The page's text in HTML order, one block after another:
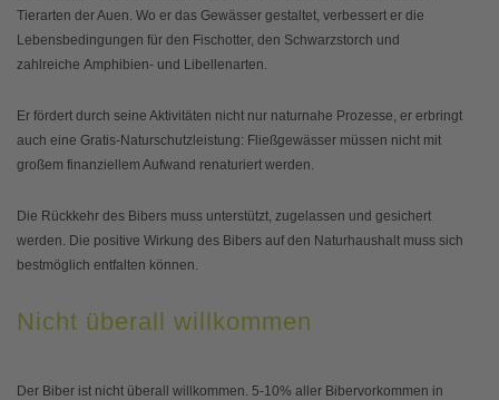
Tierarten der Auen. Wo er das Gewässer gestaltet, verbessert er die
Lebensbedingungen für den Fischotter, den Schwarzstorch und
zahlreiche Amphibien- und Libellenarten.
Er fördert durch seine Aktivitäten nicht nur naturnahe Prozesse, er erbringt
auch eine Gratis-Naturschutzleistung: Fließgewässer müssen nicht mit
großem finanziellem Aufwand renaturiert werden.
Die Rückkehr des Bibers muss unterstützt, zugelassen und gesichert
werden. Die positive Wirkung des Bibers auf den Naturhaushalt muss sich
bestmöglich entfalten können.
Nicht überall willkommen
Der Biber ist nicht überall willkommen. 5-10% aller Bibervorkommen in